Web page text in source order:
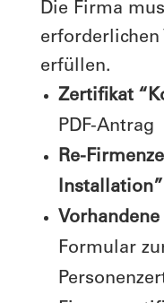
Die Firma
erforderlichen
erfüllen.
Zertifikat
PDF-Antrag
Re-
Installation”
Formular